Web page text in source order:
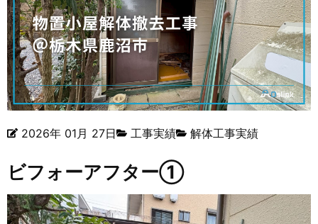
2026年 01月 27日 工事実績 解体工事実績
ビフォーアフター①